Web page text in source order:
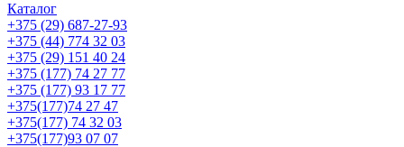
Каталог
+375 (29) 687-27-93
+375 (44) 774 32 03
+375 (29) 151 40 24
+375 (177) 74 27 77
+375 (177) 93 17 77
+375(177)74 27 47
+375(177) 74 32 03
+375(177)93 07 07